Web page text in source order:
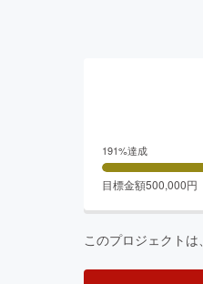
191%達成
目標金額500,000円
このプロジェクトは、